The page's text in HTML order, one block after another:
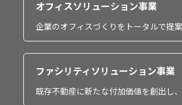
オフィスソリューション事業
企業のオフィスづくりをトータルで提
ファシリティソリューション事業
既存不動産に新たな付加価値を創出し